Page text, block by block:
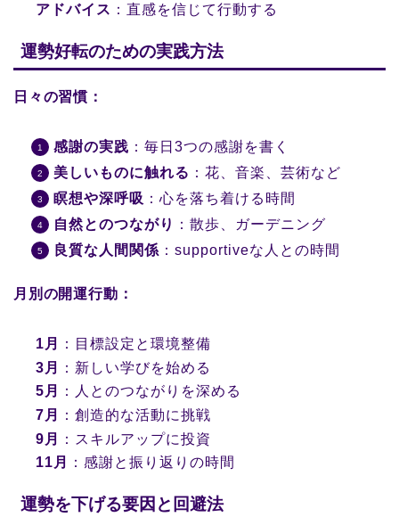
アドバイス ：直感を信じて行動する
運勢好転のための実践方法
日々の習慣：
感謝の実践 ：毎日3つの感謝を書く
美しいものに触れる ：花、音楽、芸術など
瞑想や深呼吸 ：心を落ち着ける時間
自然とのつながり
：散歩、ガーデニング
良質な人間関係 ：supportiveな人との時間
月別の開運行動：
1月
：目標設定と環境整備
3月
：新しい学びを始める
5月
：人とのつながりを深める
7月
：創造的な活動に挑戦
9月
：スキルアップに投資
11月
：感謝と振り返りの時間
運勢を下げる要因と回避法